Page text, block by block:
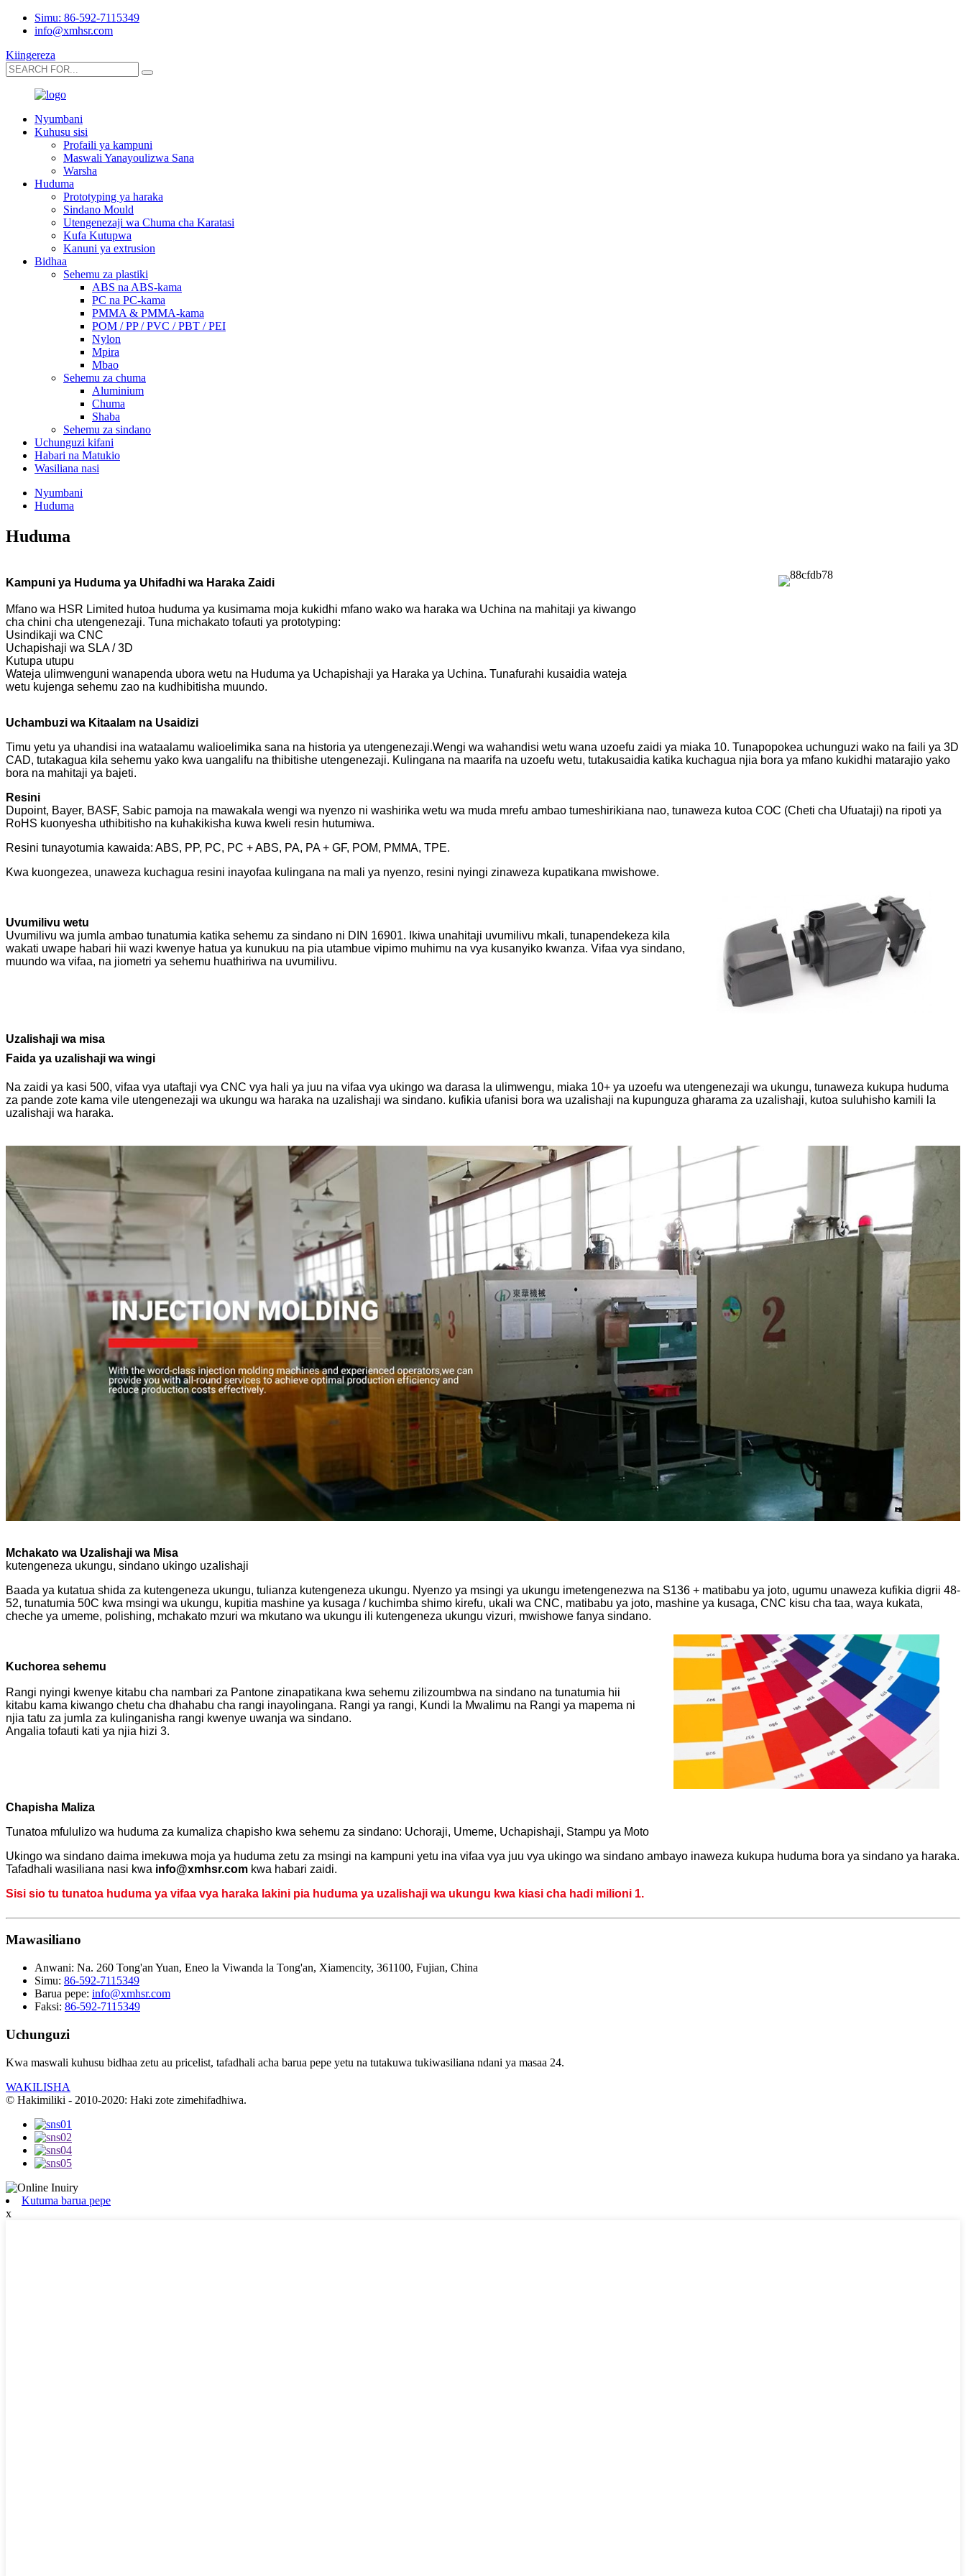
Simu: 86-592-7115349
info@xmhsr.com
Kiingereza
Nyumbani
Kuhusu sisi
Profaili ya kampuni
Maswali Yanayoulizwa Sana
Warsha
Huduma
Prototyping ya haraka
Sindano Mould
Utengenezaji wa Chuma cha Karatasi
Kufa Kutupwa
Kanuni ya extrusion
Bidhaa
Sehemu za plastiki
ABS na ABS-kama
PC na PC-kama
PMMA & PMMA-kama
POM / PP / PVC / PBT / PEI
Nylon
Mpira
Mbao
Sehemu za chuma
Aluminium
Chuma
Shaba
Sehemu za sindano
Uchunguzi kifani
Habari na Matukio
Wasiliana nasi
Nyumbani
Huduma
Huduma
Kampuni ya Huduma ya Uhifadhi wa Haraka Zaidi
Mfano wa HSR Limited hutoa huduma ya kusimama moja kukidhi mfano wako wa haraka wa Uchina na mahitaji ya kiwango
cha chini cha utengenezaji. Tuna michakato tofauti ya prototyping:
Usindikaji wa CNC
Uchapishaji wa SLA / 3D
Kutupa utupu
Wateja ulimwenguni wanapenda ubora wetu na Huduma ya Uchapishaji ya Haraka ya Uchina. Tunafurahi kusaidia wateja
wetu kujenga sehemu zao na kudhibitisha muundo.
Uchambuzi wa Kitaalam na Usaidizi
Timu yetu ya uhandisi ina wataalamu walioelimika sana na historia ya utengenezaji.Wengi wa wahandisi wetu wana uzoefu zaidi ya miaka 10. Tunapopokea uchunguzi wako na faili ya 3D
CAD, tutakagua kila sehemu yako kwa uangalifu na thibitishe utengenezaji. Kulingana na maarifa na uzoefu wetu, tutakusaidia katika kuchagua njia bora ya mfano kukidhi matarajio yako
bora na mahitaji ya bajeti.
Resini
Dupoint, Bayer, BASF, Sabic pamoja na mawakala wengi wa nyenzo ni washirika wetu wa muda mrefu ambao tumeshirikiana nao, tunaweza kutoa COC (Cheti cha Ufuataji) na ripoti ya
RoHS kuonyesha uthibitisho na kuhakikisha kuwa kweli resin hutumiwa.
Resini tunayotumia kawaida: ABS, PP, PC, PC + ABS, PA, PA + GF, POM, PMMA, TPE.
Kwa kuongezea, unaweza kuchagua resini inayofaa kulingana na mali ya nyenzo, resini nyingi zinaweza kupatikana mwishowe.
Uvumilivu wetu
Uvumilivu wa jumla ambao tunatumia katika sehemu za sindano ni DIN 16901. Ikiwa unahitaji uvumilivu mkali, tunapendekeza kila
wakati uwape habari hii wazi kwenye hatua ya kunukuu na pia utambue vipimo muhimu na vya kusanyiko kwanza. Vifaa vya sindano,
muundo wa vifaa, na jiometri ya sehemu huathiriwa na uvumilivu.
Uzalishaji wa misa
Faida ya uzalishaji wa wingi
Na zaidi ya kasi 500, vifaa vya utaftaji vya CNC vya hali ya juu na vifaa vya ukingo wa darasa la ulimwengu, miaka 10+ ya uzoefu wa utengenezaji wa ukungu, tunaweza kukupa huduma
za pande zote kama vile utengenezaji wa ukungu wa haraka na uzalishaji wa sindano. kufikia ufanisi bora wa uzalishaji na kupunguza gharama za uzalishaji, kutoa suluhisho kamili la
uzalishaji wa haraka.
Mchakato wa Uzalishaji wa Misa
kutengeneza ukungu, sindano ukingo uzalishaji
Baada ya kutatua shida za kutengeneza ukungu, tulianza kutengeneza ukungu. Nyenzo ya msingi ya ukungu imetengenezwa na S136 + matibabu ya joto, ugumu unaweza kufikia digrii 48-
52, tunatumia 50C kwa msingi wa ukungu, kupitia mashine ya kusaga / kuchimba shimo kirefu, ukali wa CNC, matibabu ya joto, mashine ya kusaga, CNC kisu cha taa, waya kukata,
cheche ya umeme, polishing, mchakato mzuri wa mkutano wa ukungu ili kutengeneza ukungu vizuri, mwishowe fanya sindano.
Kuchorea sehemu
Rangi nyingi kwenye kitabu cha nambari za Pantone zinapatikana kwa sehemu zilizoumbwa na sindano na tunatumia hii
kitabu kama kiwango chetu cha dhahabu cha rangi inayolingana. Rangi ya rangi, Kundi la Mwalimu na Rangi ya mapema ni
njia tatu za jumla za kulinganisha rangi kwenye uwanja wa sindano.
Angalia tofauti kati ya njia hizi 3.
Chapisha Maliza
Tunatoa mfululizo wa huduma za kumaliza chapisho kwa sehemu za sindano: Uchoraji, Umeme, Uchapishaji, Stampu ya Moto
Ukingo wa sindano daima imekuwa moja ya huduma zetu za msingi na kampuni yetu ina vifaa vya juu vya ukingo wa sindano ambayo inaweza kukupa huduma bora ya sindano ya haraka.
Tafadhali wasiliana nasi kwa info@xmhsr.com kwa habari zaidi.
Sisi sio tu tunatoa huduma ya vifaa vya haraka lakini pia huduma ya uzalishaji wa ukungu kwa kiasi cha hadi milioni 1.
Mawasiliano
Anwani: Na. 260 Tong'an Yuan, Eneo la Viwanda la Tong'an, Xiamencity, 361100, Fujian, China
Simu: 86-592-7115349
Barua pepe: info@xmhsr.com
Faksi: 86-592-7115349
Uchunguzi
Kwa maswali kuhusu bidhaa zetu au pricelist, tafadhali acha barua pepe yetu na tutakuwa tukiwasiliana ndani ya masaa 24.
WAKILISHA
© Hakimiliki - 2010-2020: Haki zote zimehifadhiwa.
Kutuma barua pepe
x